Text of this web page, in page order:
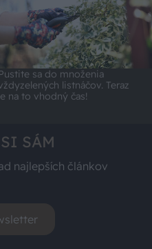
sa do množenia
listnáčov. Teraz
na to vhodný čas!
SÁM
najlepších článkov